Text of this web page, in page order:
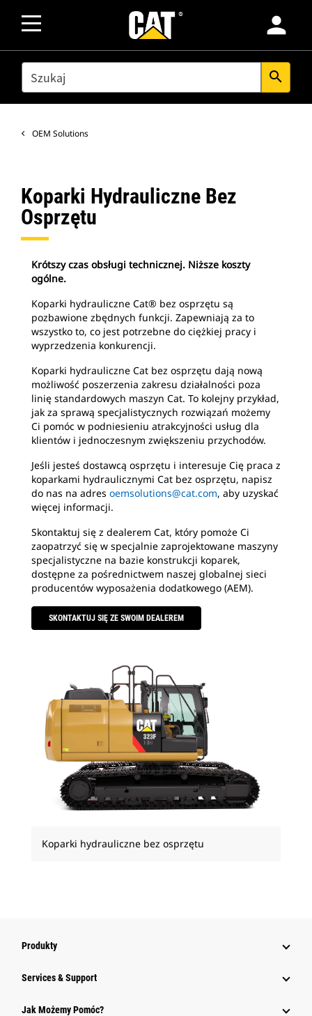
person
SEARCH search
OEM Solutions
Koparki Hydrauliczne Bez
Osprzętu
Krótszy czas obsługi technicznej. Niższe koszty
ogólne.
Koparki hydrauliczne Cat® bez osprzętu są
pozbawione zbędnych funkcji. Zapewniają za to
wszystko to, co jest potrzebne do ciężkiej pracy i
wyprzedzenia konkurencji.
Koparki hydrauliczne Cat bez osprzętu dają nową
możliwość poszerzenia zakresu działalności poza
linię standardowych maszyn Cat. To kolejny przykład,
jak za sprawą specjalistycznych rozwiązań możemy
Ci pomóc w podniesieniu atrakcyjności usług dla
klientów i jednoczesnym zwiększeniu przychodów.
Jeśli jesteś dostawcą osprzętu i interesuje Cię praca z
koparkami hydraulicznymi Cat bez osprzętu, napisz
do nas na adres oemsolutions@cat.com, aby uzyskać
więcej informacji.
Skontaktuj się z dealerem Cat, który pomoże Ci
zaopatrzyć się w specjalnie zaprojektowane maszyny
specjalistyczne na bazie konstrukcji koparek,
dostępne za pośrednictwem naszej globalnej sieci
producentów wyposażenia dodatkowego (AEM).
SKONTAKTUJ SIĘ ZE SWOIM DEALEREM
Koparki hydrauliczne bez osprzętu
Produkty
Services & Support
Jak Możemy Pomóc?